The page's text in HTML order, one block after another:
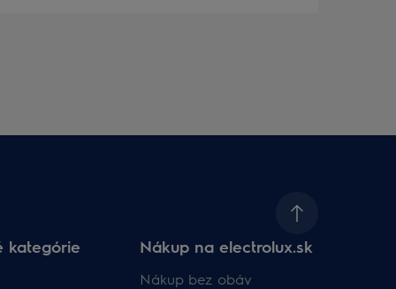
kategórie Nákup na electrolux.sk
Nákup bez obáv​